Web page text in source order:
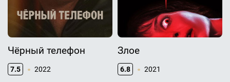
Чёрный телефон
7.5 2022
Злое
6.8 2021